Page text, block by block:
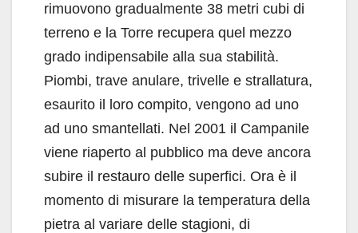
rimuovono gradualmente 38 metri cubi di
terreno e la Torre recupera quel mezzo
grado indipensabile alla sua stabilità.
Piombi, trave anulare, trivelle e strallatura,
esaurito il loro compito, vengono ad uno
ad uno smantellati. Nel 2001 il Campanile
viene riaperto al pubblico ma deve ancora
subire il restauro delle superfici. Ora è il
momento di misurare la temperatura della
pietra al variare delle stagioni, di